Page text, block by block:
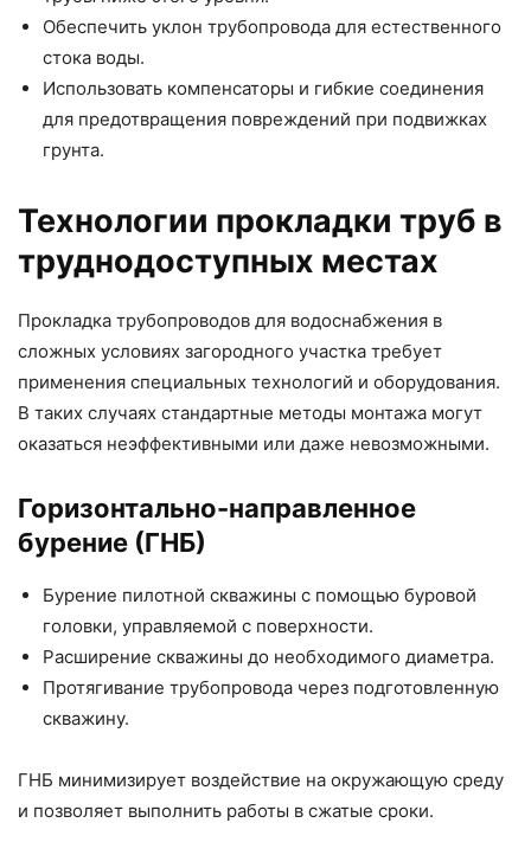
Обеспечить уклон трубопровода для естественного
стока воды.
Использовать компенсаторы и гибкие соединения
для предотвращения повреждений при подвижках
грунта.
Технологии прокладки труб в
труднодоступных местах
Прокладка трубопроводов для водоснабжения в
сложных условиях загородного участка требует
применения специальных технологий и оборудования.
В таких случаях стандартные методы монтажа могут
оказаться неэффективными или даже невозможными.
Горизонтально-направленное
бурение (ГНБ)
Бурение пилотной скважины с помощью буровой
головки, управляемой с поверхности.
Расширение скважины до необходимого диаметра.
Протягивание трубопровода через подготовленную
скважину.
ГНБ минимизирует воздействие на окружающую среду
и позволяет выполнить работы в сжатые сроки.